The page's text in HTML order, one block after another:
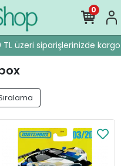
üzeri siparişlerinizde kargo
0